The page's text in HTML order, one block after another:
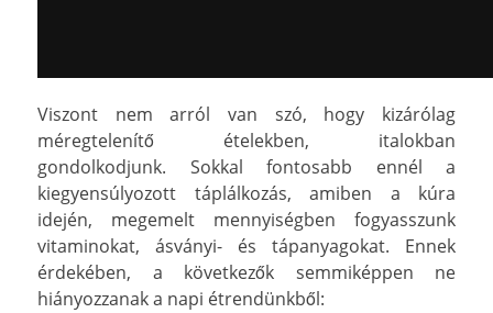
Viszont nem arról van szó, hogy kizárólag
méregtelenítő ételekben, italokban
gondolkodjunk. Sokkal fontosabb ennél a
kiegyensúlyozott táplálkozás, amiben a kúra
idején, megemelt mennyiségben fogyasszunk
vitaminokat, ásványi- és tápanyagokat. Ennek
érdekében, a következők semmiképpen ne
hiányozzanak a napi étrendünkből: